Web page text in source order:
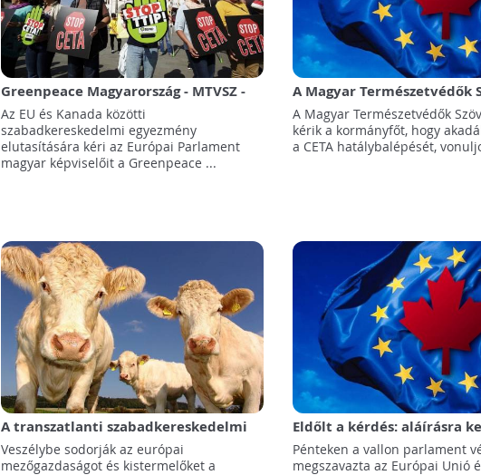
Greenpeace Magyarország - MTVSZ -
Védegylet: Az Európai Parlament
magyar képviselői utasítsák el a CETA-
t!
Az EU és Kanada közötti
szabadkereskedelmi egyezmény
elutasítására kéri az Európai Parlament
magyar képviselőit a Greenpeace ...
A Magyar Természetvédők
arra kéri a kormányfőt,
ki a kanadai-EU
megállapodásból
A Magyar Természetvédők
kérik a kormányfőt, hogy
a CETA hatálybalépését,
A transzatlanti szabadkereskedelmi
egyezmények (TTIP, CETA)
elsorvasztják a mezőgazdaságot?
Veszélybe sodorják az európai
mezőgazdaságot és kistermelőket a
Eldőlt a kérdés: aláírásra
Kanada-EU
egyezmény (CETA)
Pénteken a vallon parlament
megszavazta az Európai Unió